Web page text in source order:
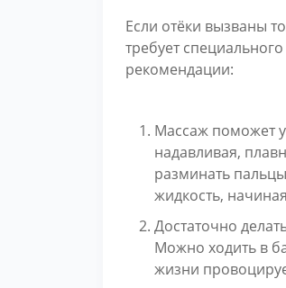
Если отёки вызваны
требует
рекомендации:
Массаж поможет
надавливая,
разминать
жидкость,
Достаточно
Можно ходить в
жизни